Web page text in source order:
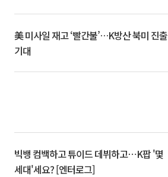
美 미사일 재고 ‘빨간불’…K방산 북미 진출
기대
빅뱅 컴백하고 튜이드 데뷔하고⋯K팝 '몇
세대'세요? [엔터로그]